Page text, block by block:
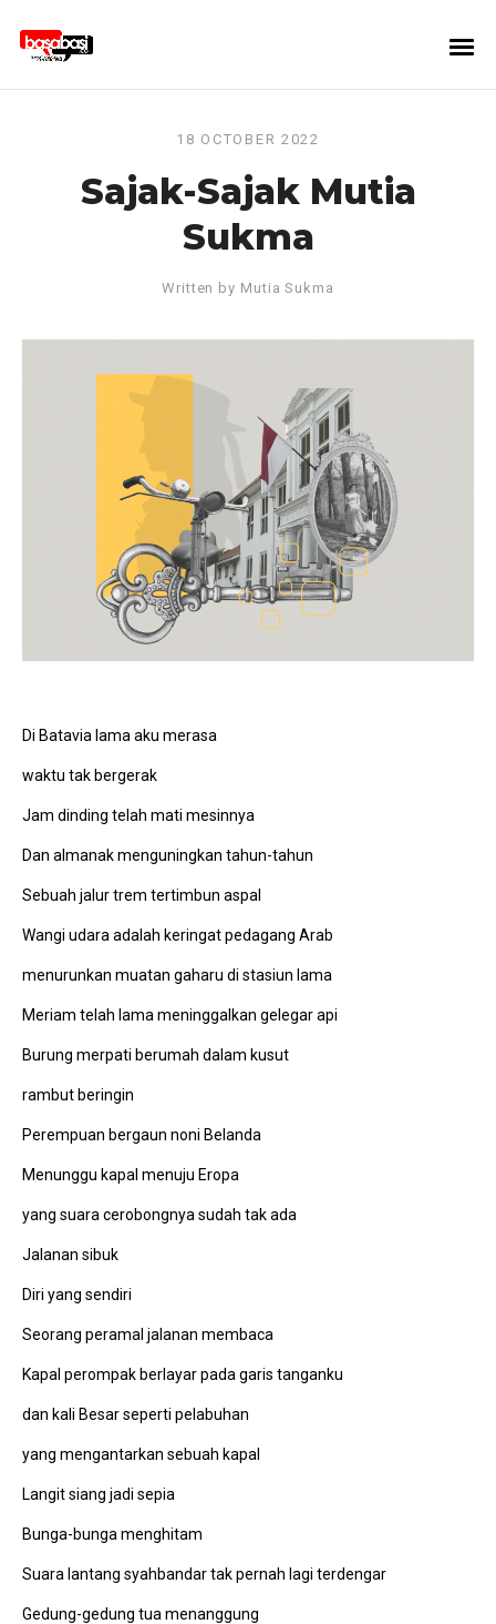
18 OCTOBER 2022
Sajak-Sajak Mutia
Sukma
Written by Mutia Sukma
Di Batavia lama aku merasa
waktu tak bergerak
Jam dinding telah mati mesinnya
Dan almanak menguningkan tahun-tahun
Sebuah jalur trem tertimbun aspal
Wangi udara adalah keringat pedagang Arab
menurunkan muatan gaharu di stasiun lama
Meriam telah lama meninggalkan gelegar api
Burung merpati berumah dalam kusut
rambut beringin
Perempuan bergaun noni Belanda
Menunggu kapal menuju Eropa
yang suara cerobongnya sudah tak ada
Jalanan sibuk
Diri yang sendiri
Seorang peramal jalanan membaca
Kapal perompak berlayar pada garis tanganku
dan kali Besar seperti pelabuhan
yang mengantarkan sebuah kapal
Langit siang jadi sepia
Bunga-bunga menghitam
Suara lantang syahbandar tak pernah lagi terdengar
Gedung-gedung tua menanggung